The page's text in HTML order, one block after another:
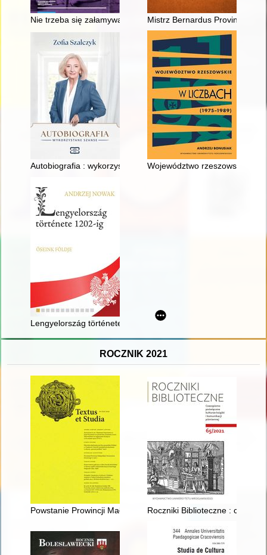
Nie trzeba się załamywać, jest się przecież mężczyzną" :
Mistrz Bernardus Provincialis
Autobiografia : wykorzystane szanseWojewództwo rzeszowskie w
Lengyelország története 1202-ig : Őseink földje
ROCZNIK 2021
Powstanie Prowincji Małopolskiej Towarzystwa Jezusowego w
Roczniki Biblioteczne :